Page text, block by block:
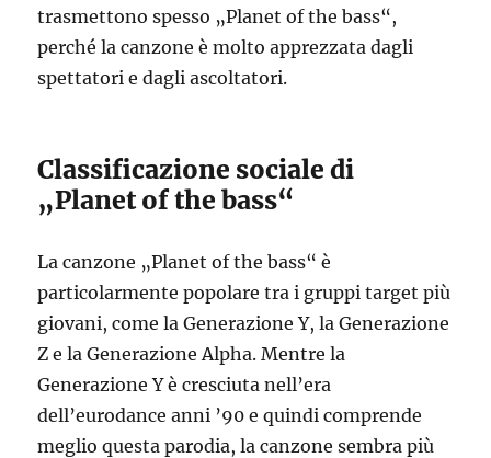
trasmettono spesso „Planet of the bass“,
perché la canzone è molto apprezzata dagli
spettatori e dagli ascoltatori.
Classificazione sociale di
„Planet of the bass“
La canzone „Planet of the bass“ è
particolarmente popolare tra i gruppi target più
giovani, come la Generazione Y, la Generazione
Z e la Generazione Alpha. Mentre la
Generazione Y è cresciuta nell’era
dell’eurodance anni ’90 e quindi comprende
meglio questa parodia, la canzone sembra più